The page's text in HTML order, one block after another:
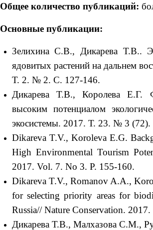
Общее количество публикаций:
Основные публикации:
Зелихина С.В., Дикарева Т.В..
ядовитых растений на дальнем
Т. 2. № 2. С. 127-146.
Дикарева Т.В., Королева Е.Г.
высоким потенциалом
экосистемы. 2017. Т. 23. № 3
Dikareva T.V., Koroleva E.G.
High Environmental Tourism
2017. Vol. 7. No 3. P. 155-160.
Dikareva T.V., Romanov A.A.,
for selecting priority areas for
Russia// Nature Conservation.
Дикарева Т.В., Малхазова С.М.,